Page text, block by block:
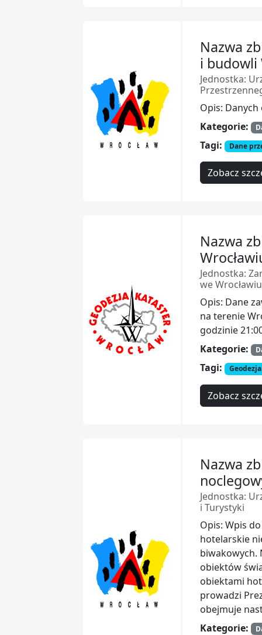
Nazwa
i budowli
Jednostka:
Opis:
Kategorie:
Tagi: Dane
Zobacz
Nazwa
Jednostka:
we Wrocławiu
Opis: Dane
na terenie
godzinie
Kategorie:
Tagi: Geodezja
Zobacz
Nazwa
Jednostka:
i Turystyki
Opis: Wpis
hotelarskie
biwakowych.
obiektów
obiektami
prowadzi
obejmuje
Kategorie: